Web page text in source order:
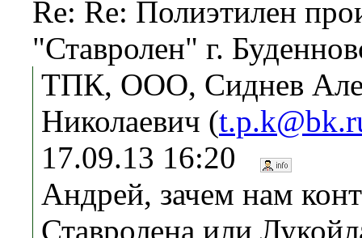
Re: Re: Полиэтилен
"Ставролен" г.
ТПК, ООО, Сиднев
Николаевич (
17.09.13 16:20
Андрей, зачем нам
Ставролена или